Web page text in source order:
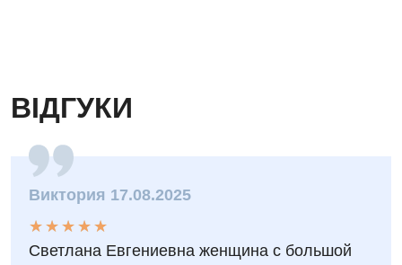
Урологія
Хірургічне відділення
Для дітей
Дитяча алергологія
ВІДГУКИ
Виктория 17.08.2025
★
★
★
★
★
★ ★ ★ ★ ★
Светлана Евгениевна женщина с большой